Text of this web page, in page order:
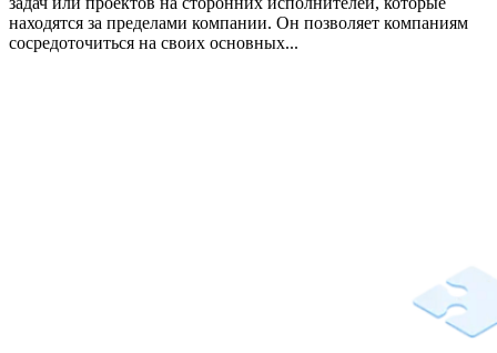
находятся за пределами компании. Он позволяет компаниям
сосредоточиться на своих основных...